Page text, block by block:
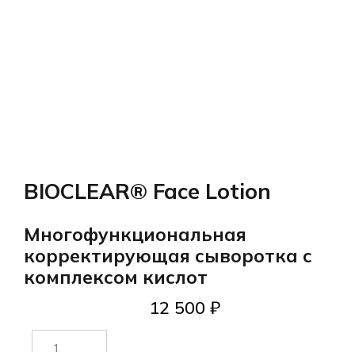
BIOCLEAR® Face Lotion
Многофункциональная
корректирующая сыворотка с
комплексом кислот
12 500 ₽
Количество